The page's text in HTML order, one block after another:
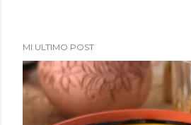
MI ULTIMO POST